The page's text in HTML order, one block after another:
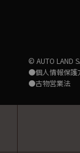
© AUTO LAND
●個人情報保護
●古物営業法